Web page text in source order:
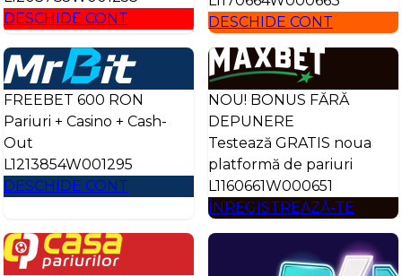
DESCHIDE CONT
DESCHIDE CONT
FREEBET 600 RON
Pariuri + Casino + Cash-
Out
L1213854W001295
DESCHIDE CONT
NOU! BONUS FĂRĂ
DEPUNERE
Testează GRATIS noua
platformă de pariuri
L1160661W000651
ÎNREGISTREAZĂ-TE